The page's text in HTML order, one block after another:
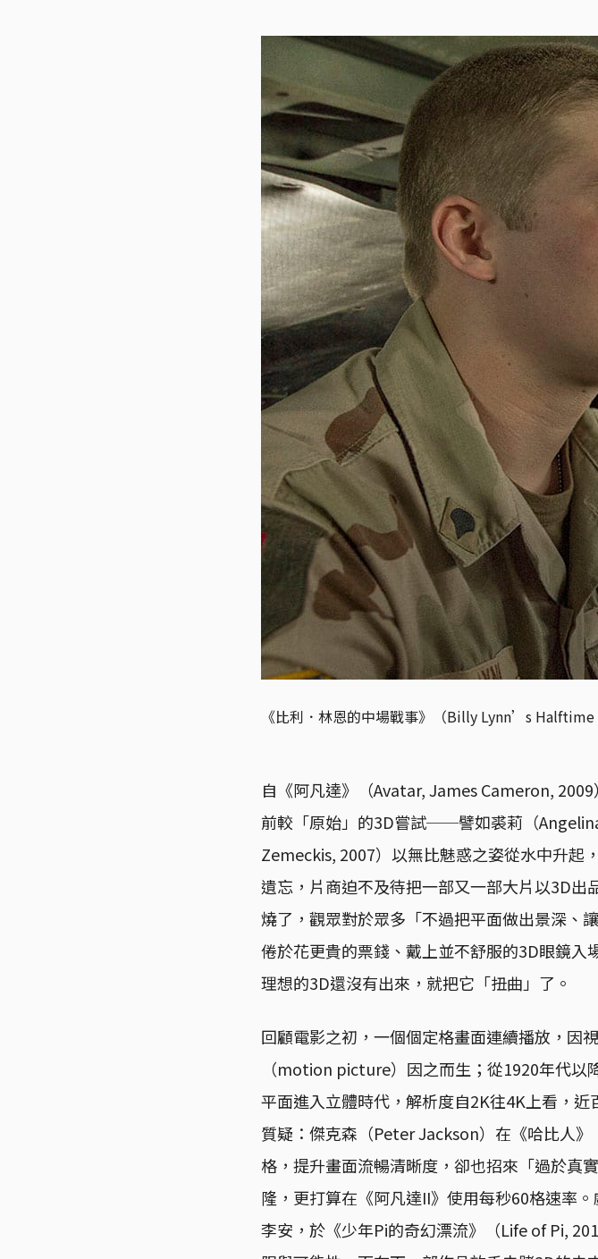
《比利．林恩的中場戰事》（Billy Lynn’s Halftime
自《阿凡達》（Avatar, James Cameron,
前較「原始」的3D嘗試──譬如裘莉（
Zemeckis, 2007）以無比魅惑之姿從水中升
遺忘，片商迫不及待把一部又一部大片以3D
燒了，觀眾對於眾多「不過把平面做出景深、
倦於花更貴的票錢、戴上並不舒服的3D眼鏡
理想的3D還沒有出來，就把它「扭曲」了。
回顧電影之初，一個個定格畫面連續播放，因
（motion picture）因之而生；從1920年代以
平面進入立體時代，解析度自2K往4K上看，
質疑：傑克森（Peter Jackson）在《哈比人
格，提升畫面流暢清晰度，卻也招來「過於真
隆，更打算在《阿凡達II》使用每秒60格速率
李安，於《少年Pi的奇幻漂流》（Life of Pi,